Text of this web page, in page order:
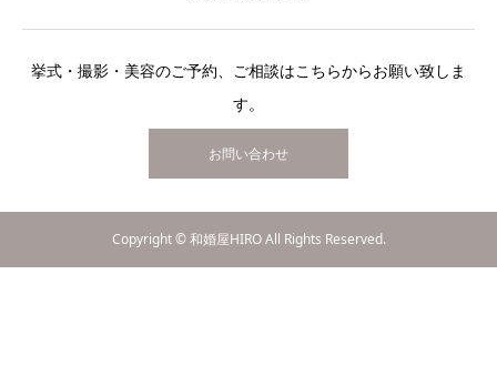
挙式・撮影・美容のご予約、ご相談はこちらからお願い致しま
す。
お問い合わせ
Copyright © 和婚屋HIRO All Rights Reserved.